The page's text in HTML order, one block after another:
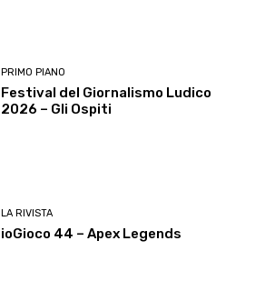
PRIMO PIANO
Festival del Giornalismo Ludico
2026 – Gli Ospiti
LA RIVISTA
ioGioco 44 – Apex Legends